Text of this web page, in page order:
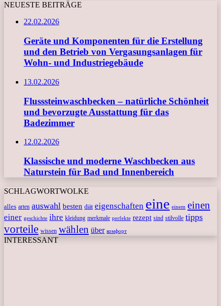
NEUESTE BEITRÄGE
22.02.2026
Geräte und Komponenten für die Erstellung
und den Betrieb von Vergasungsanlagen für
Wohn- und Industriegebäude
13.02.2026
Flusssteinwaschbecken – natürliche Schönheit
und bevorzugte Ausstattung für das
Badezimmer
12.02.2026
Klassische und moderne Waschbecken aus
Naturstein für Bad und Innenbereich
SCHLAGWORTWOLKE
alles arten auswahl besten diät eigenschaften eine einem einen
einer geschichte ihre kleidung merkmale perfekte rezept sind stilvolle tipps
vorteile wissen wählen über комфорт
INTERESSANT